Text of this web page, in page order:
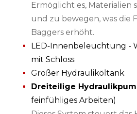
Ermöglicht es, Materialien
und zu bewegen, was die
Baggers erhöht.
LED-Innenbeleuchtung -
mit Schloss
Großer Hydrauliköltank
Dreiteilige
feinfühliges Arbeiten)